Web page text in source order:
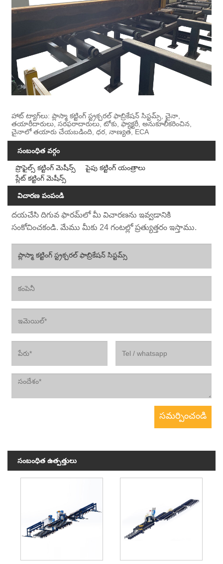
హాట్ ట్యాగ్‌లు: ప్లాస్మా కట్టింగ్ స్ట్రక్చరల్ ఫాబ్రికేషన్ సిస్టమ్స్, చైనా,
తయారీదారులు, సరఫరాదారులు, టోకు, ఫ్యాక్టరీ, అనుకూలీకరించిన,
చైనాలో తయారు చేయబడింది, ధర, నాణ్యత, ECA
సంబంధిత వర్గం
ప్రొఫైల్స్ కట్టింగ్ మెషీన్స్
పైపు కట్టింగ్ యంత్రాలు
ప్లేట్ కట్టింగ్ మెషీన్స్
విచారణ పంపండి
దయచేసి దిగువ ఫారమ్‌లో మీ విచారణను ఇవ్వడానికి
సంకోచించకండి. మేము మీకు 24 గంటల్లో ప్రత్యుత్తరం ఇస్తాము.
సంబంధిత ఉత్పత్తులు